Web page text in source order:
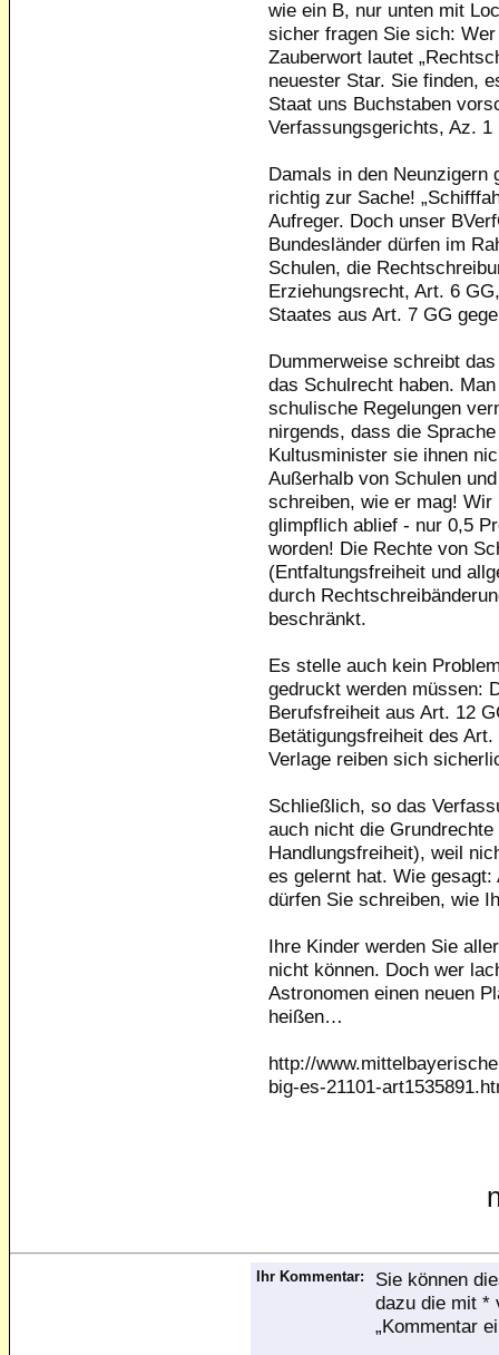
wie ein B, nur unten mit
sicher fragen Sie sich:
Zauberwort lautet
neuester Star. Sie finden,
Staat uns Buchstaben
Verfassungsgerichts, Az. 1
Damals in den Neunzigern
richtig zur Sache!
Aufreger. Doch unser
Bundesländer dürfen im
Schulen, die
Erziehungsrecht, Art. 6
Staates aus Art. 7 GG
Dummerweise schreibt
das Schulrecht haben.
schulische Regelungen
nirgends, dass die
Kultusminister sie ihnen
Außerhalb von Schulen
schreiben, wie er mag!
glimpflich ablief - nur 0,5
worden! Die Rechte von
(Entfaltungsfreiheit und
durch
beschränkt.
Es stelle auch kein
gedruckt werden müssen:
Berufsfreiheit aus Art. 12
Betätigungsfreiheit des
Verlage reiben sich
Schließlich, so das
auch nicht die
Handlungsfreiheit), weil
es gelernt hat. Wie gesagt:
dürfen Sie schreiben, wie
Ihre Kinder werden Sie
nicht können. Doch wer
Astronomen einen neuen
heißen…
http://
big-es-21101-
Ihr Kommentar:
Sie können
dazu die mit *
„Kommentar